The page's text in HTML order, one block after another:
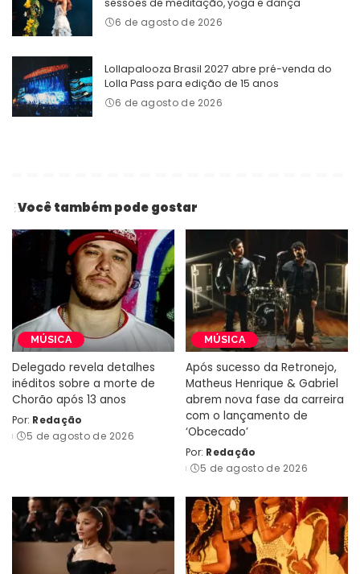
sessões de meditação, yoga e dança
6 de agosto de 2026
Lollapalooza Brasil 2027 abre pré-venda do
Lolla Pass para edição de 15 anos
6 de agosto de 2026
Você também pode gostar
MÚSICA
Delegado revela detalhes
inéditos sobre a morte de
Chorão após 13 anos
Posted
by
Por: Redação
5 de agosto de 2026
MÚSICA
Após sucesso da Retronejo,
Matheus Henrique & Gabriel
abrem nova fase da carreira
com o lançamento de
‘Obcecado’
Posted
by
Por: Redação
5 de agosto de 2026